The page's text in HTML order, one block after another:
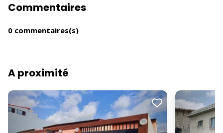
Commentaires
0 commentaires(s)
A proximité